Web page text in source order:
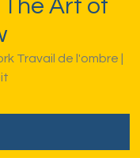
Art of
Travail de l'ombre |